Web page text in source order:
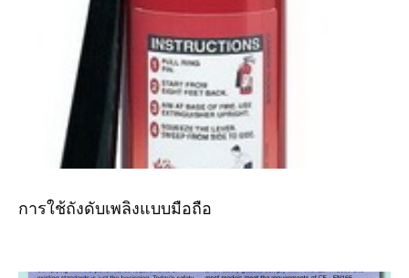
การใช้ถังดับเพลิงแบบมือถือ